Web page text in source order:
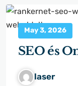
May 3, 2026
SEO és
laser